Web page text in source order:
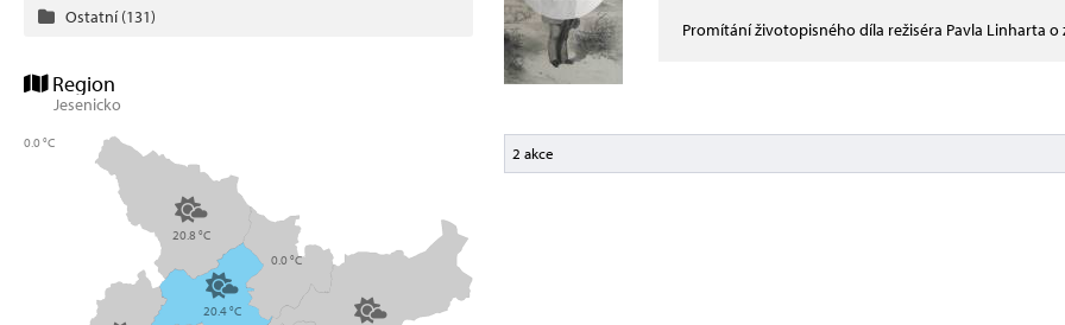
Ostatní(131)
Region
Jesenicko
20.4 °C
20.8 °C
0.0 °C
0.0 °C
Promítání životopisného díla režiséra Pavla Linharta
2 akce